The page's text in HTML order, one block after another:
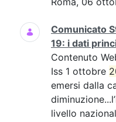
Comunicato
19: i dati
Contenuto
Iss 1 ottobre
emersi dalla
livello